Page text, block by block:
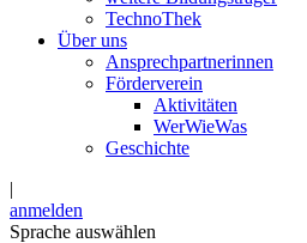
TechnoThek
Über uns
Ansprechpartnerinnen
Förderverein
Aktivitäten
WerWieWas
Geschichte
|
anmelden
Sprache auswählen